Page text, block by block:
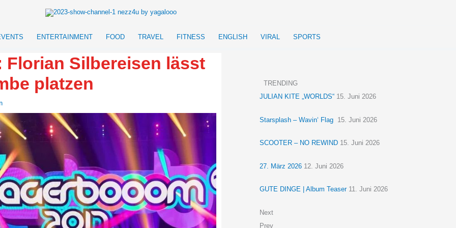
ENTERTAINMENT FOOD TRAVEL FITNESS ENGLISH VIRAL SPORTS
Florian Silbereisen lässt
platzen
TRENDING
JULIAN KITE „WORLDS“ 15. Juni 2026
Starsplash – Wavin‘ Flag 15. Juni 2026
SCOOTER – NO REWIND 15. Juni 2026
27. März 2026 12. Juni 2026
GUTE DINGE | Album Teaser 11. Juni 2026
Next
Prev